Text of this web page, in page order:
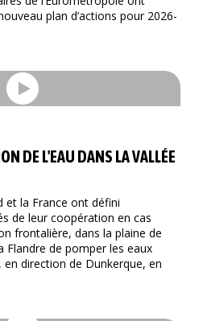
plan d’actions pour 2026-
DE L'EAU DANS LA VALLÉE
et la France ont défini
de leur coopération en cas
frontalière, dans la plaine de
Flandre de pomper les eaux
direction de Dunkerque, en